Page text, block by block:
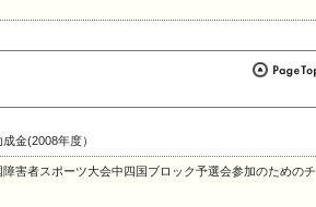
金(2008年度）
害者スポーツ大会中四国ブロック予選会参加のためのチ